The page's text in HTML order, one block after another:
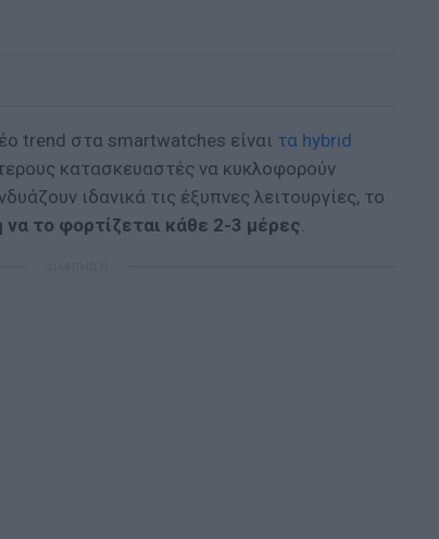
trend στα smartwatches είναι τα hybrid
κατασκευαστές να κυκλοφορούν
ιδανικά τις έξυπνες λειτουργίες, το
να το φορτίζεται κάθε 2-3 μέρες.